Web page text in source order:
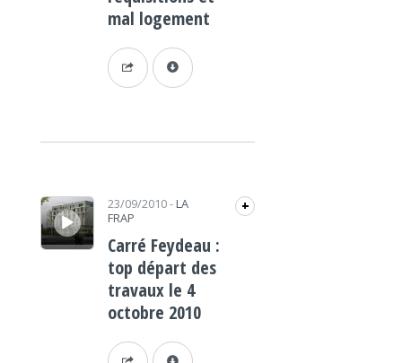
mal logement
Lecteur audio 23/09/2010- LA
FRAP
+
Carré Feydeau :
top départ des
travaux le 4
octobre 2010